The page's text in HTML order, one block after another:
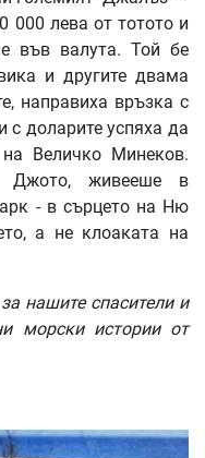
000 лева от тотото и
във валута. Той бе
и другите двама
направиха връзка с
доларите успяха да
Величко Минеков.
Джото, живееше в
- в сърцето на Ню
а не клоаката на
за нашите спасители и
морски истории от